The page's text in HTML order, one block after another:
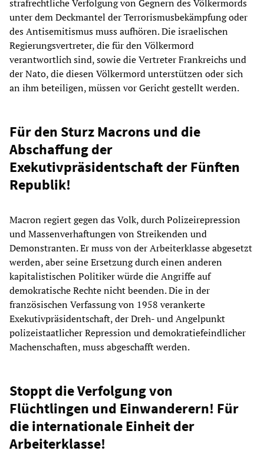
strafrechtliche Verfolgung von Gegnern des Völkermords
unter dem Deckmantel der Terrorismusbekämpfung oder
des Antisemitismus muss aufhören. Die israelischen
Regierungsvertreter, die für den Völkermord
verantwortlich sind, sowie die Vertreter Frankreichs und
der Nato, die diesen Völkermord unterstützen oder sich
an ihm beteiligen, müssen vor Gericht gestellt werden.
Für den Sturz Macrons und die
Abschaffung der
Exekutivpräsidentschaft der Fünften
Republik!
Macron regiert gegen das Volk, durch Polizeirepression
und Massenverhaftungen von Streikenden und
Demonstranten. Er muss von der Arbeiterklasse abgesetzt
werden, aber seine Ersetzung durch einen anderen
kapitalistischen Politiker würde die Angriffe auf
demokratische Rechte nicht beenden. Die in der
französischen Verfassung von 1958 verankerte
Exekutivpräsidentschaft, der Dreh- und Angelpunkt
polizeistaatlicher Repression und demokratiefeindlicher
Machenschaften, muss abgeschafft werden.
Stoppt die Verfolgung von
Flüchtlingen und Einwanderern! Für
die internationale Einheit der
Arbeiterklasse!